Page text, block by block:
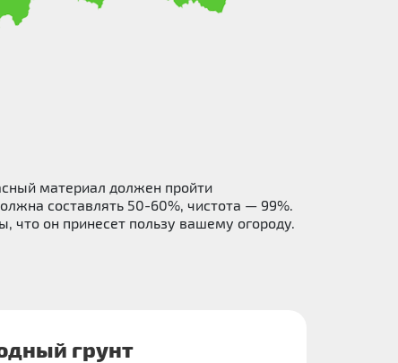
материал должен пройти
составлять 50-60%, чистота — 99%.
он принесет пользу вашему огороду.
грунт